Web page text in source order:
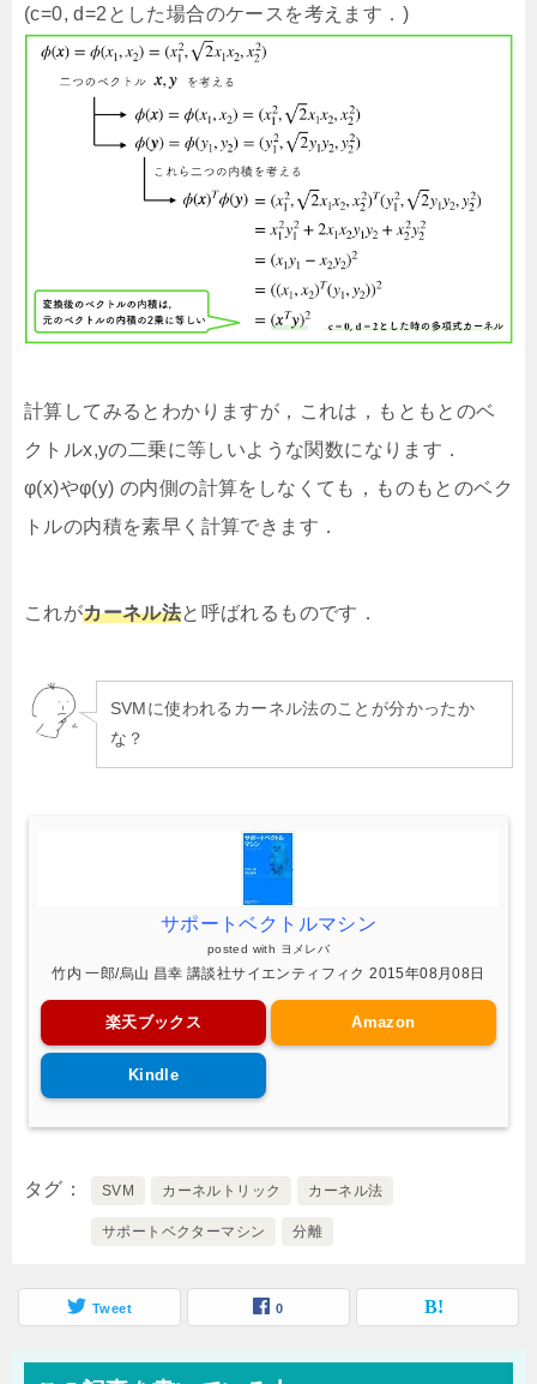
(c=0, d=2とした場合のケースを考えます．)
計算してみるとわかりますが，これは，もともとのベ
クトルx,yの二乗に等しいような関数になります．
φ(x)やφ(y) の内側の計算をしなくても，ものもとのベク
トルの内積を素早く計算できます．
これがカーネル法と呼ばれるものです．
SVMに使われるカーネル法のことが分かったか
な？
サポートベクトルマシン
posted with ヨメレバ
竹内 一郎/烏山 昌幸 講談社サイエンティフィク 2015年08月08日
楽天ブックス Amazon
Kindle
タグ SVM カーネルトリック カーネル法
サポートベクターマシン 分離
Tweet 0